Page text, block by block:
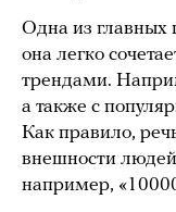
Одна из главных
она легко
трендами.
а также с
Как правило,
внешности
например,